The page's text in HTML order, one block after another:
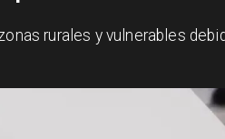
rurales y vulnerables